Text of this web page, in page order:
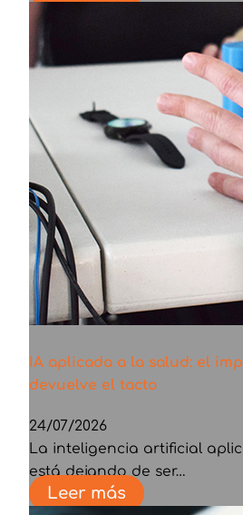
IA aplicada a la salud: el
devuelve el tacto
24/07/2026
La inteligencia artificial
está dejando de ser…
Leer más